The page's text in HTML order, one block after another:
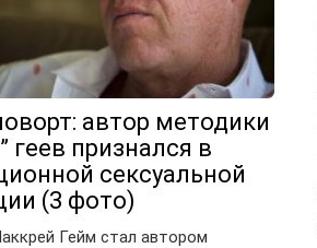
автор методики
геев признался в
сексуальной
(3 фото)
Гейм стал автором